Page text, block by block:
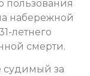
пользования
набережной
летнего
смерти.
судимый за